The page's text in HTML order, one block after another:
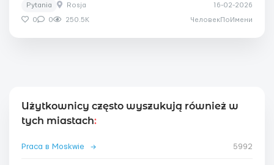
Pytania Rosja 16-02-2026
0 0 250.5K ЧеловекПоИмени
Użytkownicy często wyszukują również w
tych miastach:
Praca в Moskwie → 5992